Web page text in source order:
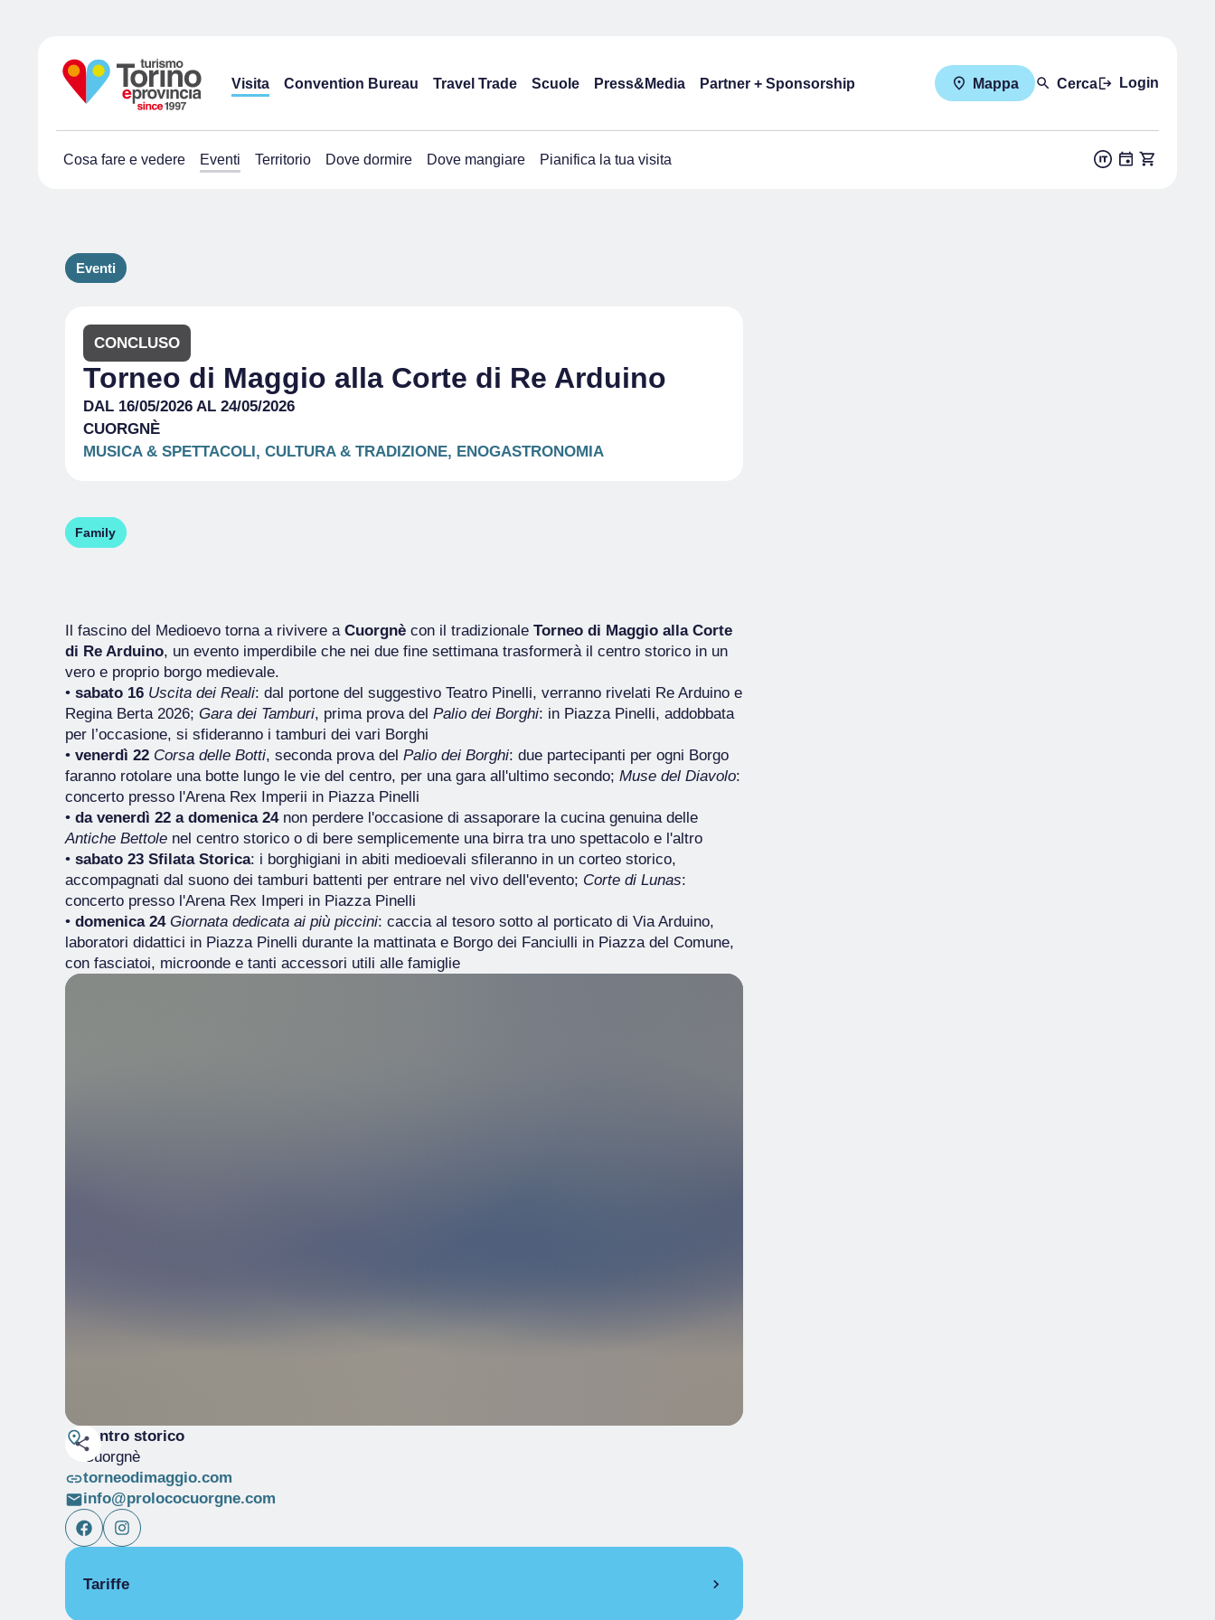
Visita Convention Bureau Travel Trade Scuole Press&Media Partner + Sponsorship Mappa Cerca Login
Cosa fare e vedere Eventi Territorio Dove dormire Dove mangiare Pianifica la tua visita
Eventi
CONCLUSO
Torneo di Maggio alla Corte di Re Arduino
DAL 16/05/2026 AL 24/05/2026
CUORGNÈ
MUSICA & SPETTACOLI, CULTURA & TRADIZIONE, ENOGASTRONOMIA
Family
Il fascino del Medioevo torna a rivivere a Cuorgnè con il tradizionale Torneo di Maggio alla Corte
di Re Arduino, un evento imperdibile che nei due fine settimana trasformerà il centro storico in un
vero e proprio borgo medievale.
• sabato 16 Uscita dei Reali: dal portone del suggestivo Teatro Pinelli, verranno rivelati Re Arduino e
Regina Berta 2026; Gara dei Tamburi, prima prova del Palio dei Borghi: in Piazza Pinelli, addobbata
per l’occasione, si sfideranno i tamburi dei vari Borghi
• venerdì 22 Corsa delle Botti, seconda prova del Palio dei Borghi: due partecipanti per ogni Borgo
faranno rotolare una botte lungo le vie del centro, per una gara all'ultimo secondo; Muse del Diavolo:
concerto presso l'Arena Rex Imperii in Piazza Pinelli
• da venerdì 22 a domenica 24non perdere l'occasione di assaporare la cucina genuina delle
Antiche Bettole nel centro storico o di bere semplicemente una birra tra uno spettacolo e l'altro
• sabato 23 Sfilata Storica: i borghigiani in abiti medioevali sfileranno in un corteo storico,
accompagnati dal suono dei tamburi battenti per entrare nel vivo dell'evento; Corte di Lunas:
concerto presso l'Arena Rex Imperi in Piazza Pinelli
• domenica 24 Giornata dedicata ai più piccini: caccia al tesoro sotto al porticato di Via Arduino,
laboratori didattici in Piazza Pinelli durante la mattinata e Borgo dei Fanciulli in Piazza del Comune,
con fasciatoi, microonde e tanti accessori utili alle famiglie
centro storico
Cuorgnè
torneodimaggio.com
info@prolococuorgne.com
Tariffe